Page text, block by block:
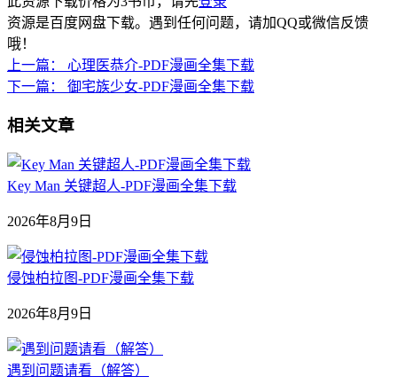
资源是百度网盘下载。遇到任何问题，请加QQ或微信反馈
哦！
上一篇：
心理医恭介-PDF漫画全集下载
下一篇：
御宅族少女-PDF漫画全集下载
相关文章
Key Man 关键超人-PDF漫画全集下载
2026年8月9日
侵蚀柏拉图-PDF漫画全集下载
2026年8月9日
遇到问题请看（解答）